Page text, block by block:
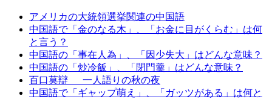
アメリカの大統領選挙関連の中国語
中国語で「金のなる木」、「お金に目がくらむ」は何
と言う？
中国語の「事在人為」、「因少失大」はどんな意味？
中国語の「炒冷飯」、「閉門羹」はどんな意味？
百口莫辯 一人語りの秋の夜
中国語で「ギャップ萌え」、「ガッツがある」は何と